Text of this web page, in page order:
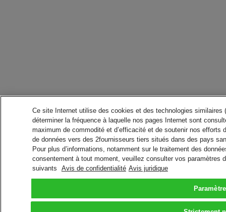
Ce site Internet utilise des cookies et des technologies
déterminer la fréquence à laquelle nos pages Internet sont
maximum de commodité et d’efficacité et de soutenir nos
de données vers des 2fournisseurs tiers situés dans des pays
Pour plus d’informations, notamment sur le traitement des
consentement à tout moment, veuillez consulter vos paramètres
suivants
Avis de confidentialité Avis juridique